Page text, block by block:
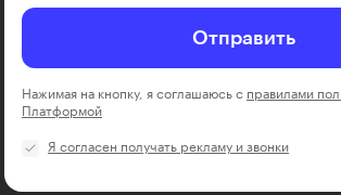
Отправить
Нажимая на кнопку, я соглашаюсь с правилами
Платформой
Я согласен получать рекламу и звонки